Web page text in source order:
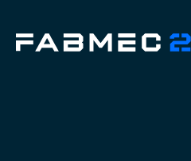
content